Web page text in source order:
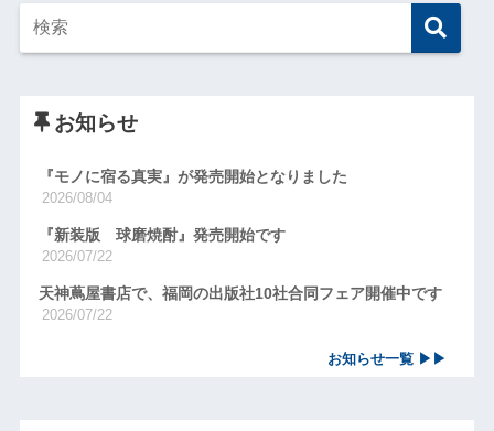
お知らせ
『モノに宿る真実』が発売開始となりました
2026/08/04
『新装版 球磨焼酎』発売開始です
2026/07/22
天神蔦屋書店で、福岡の出版社10社合同フェア開催中です
2026/07/22
お知らせ一覧 ▶▶